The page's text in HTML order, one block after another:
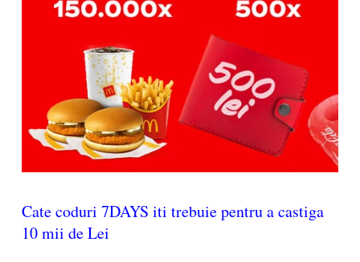
Cate coduri 7DAYS iti trebuie pentru a castiga
10 mii de Lei